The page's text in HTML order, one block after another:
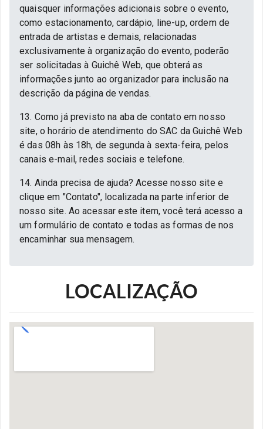
quaisquer informações adicionais sobre o evento,
como estacionamento, cardápio, line-up, ordem de
entrada de artistas e demais, relacionadas
exclusivamente à organização do evento, poderão
ser solicitadas à Guichê Web, que obterá as
informações junto ao organizador para inclusão na
descrição da página de vendas.
13. Como já previsto na aba de contato em nosso
site, o horário de atendimento do SAC da Guichê Web
é das 08h às 18h, de segunda à sexta-feira, pelos
canais e-mail, redes sociais e telefone.
14. Ainda precisa de ajuda? Acesse nosso site e
clique em "Contato", localizada na parte inferior de
nosso site. Ao acessar este item, você terá acesso a
um formulário de contato e todas as formas de nos
encaminhar sua mensagem.
LOCALIZAÇÃO